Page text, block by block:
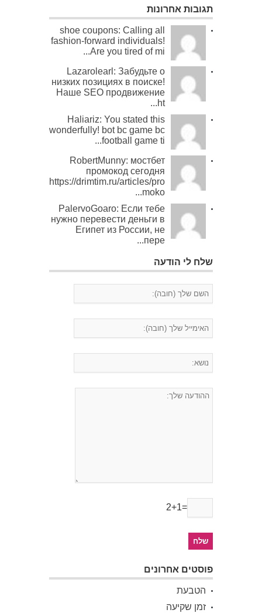
תגובות אחרונות
shoe coupons: Calling all
fashion-forward individuals!
Are you tired of mi...
Lazarolearl: Забудьте о
низких позициях в поиске!
Наше SEO продвижение
ht...
Haliariz: You stated this
wonderfully! bot bc game bc
football game ti...
RobertMunny: мостбет
промокод сегодня
https://drimtim.ru/articles/pro
moko...
PalervoGoaro: Если тебе
нужно перевести деньги в
Египет из России, не
пере...
שלח לי הודעה
2+1=
פוסטים אחרונים
הטבעת
זמן שקיעה